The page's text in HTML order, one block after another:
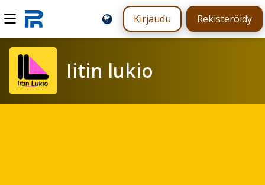
Kirjaudu Rekisteröidy
Iitin lukio